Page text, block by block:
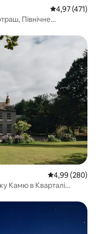
Середня
4,97 (471)
Північне
Середня
4,99 (280)
Камю в Кварталі